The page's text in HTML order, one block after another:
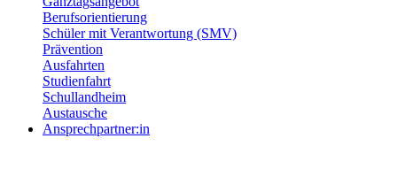
Berufsorientierung
Schüler mit Verantwortung (SMV)
Prävention
Ausfahrten
Studienfahrt
Schullandheim
Austausche
Ansprechpartner:in